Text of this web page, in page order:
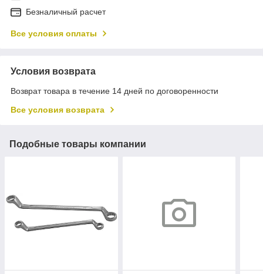
Безналичный расчет
Все условия оплаты
Условия возврата
Возврат товара в течение 14 дней по договоренности
Все условия возврата
Подобные товары компании